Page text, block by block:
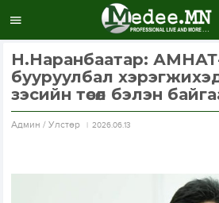
Н.Наранбаатар:
бууруулбал
зэсийн төсөл бэлэн
Aдмин / Улстөр 2026.06.13